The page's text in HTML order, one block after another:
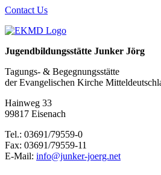
Contact Us
Jugendbildungsstätte Junker Jörg
Tagungs- & Begegnungsstätte
der Evangelischen Kirche
Hainweg 33
99817 Eisenach
Tel.: 03691/79559-0
Fax: 03691/79559-11
E-Mail: info@junker-joerg.net